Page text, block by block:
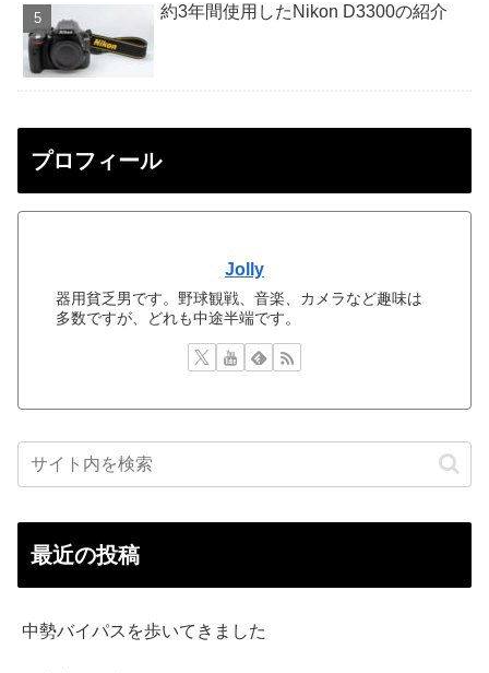
約3年間使用したNikon D3300の紹介
プロフィール
Jolly
器用貧乏男です。野球観戦、音楽、カメラなど趣味は
多数ですが、どれも中途半端です。
最近の投稿
中勢バイパスを歩いてきました